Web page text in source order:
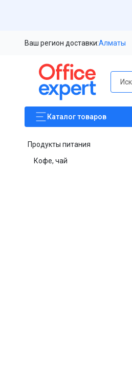
Ваш регион доставки:Алматы
Каталогтоваров
Продукты питания
Кофе, чай